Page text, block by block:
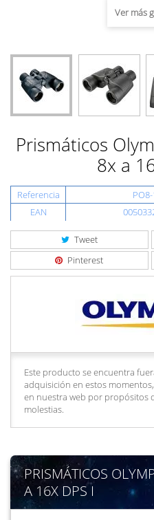
Ver más
Prismáticos
8x a
Referencia
EAN
Tweet
Pinterest
Este producto se encuentra
adquisición en estos
en nuestra web por propósitos
molestias.
PRISMÁTICOS
A 16X DPS I